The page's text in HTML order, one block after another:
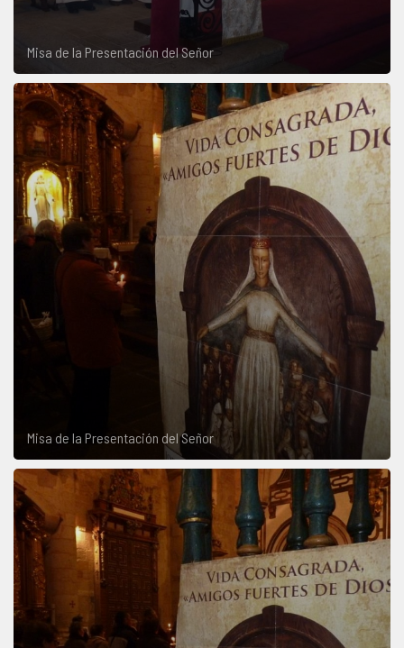
Misa de la Presentación del Señor
Misa de la Presentación del Señor